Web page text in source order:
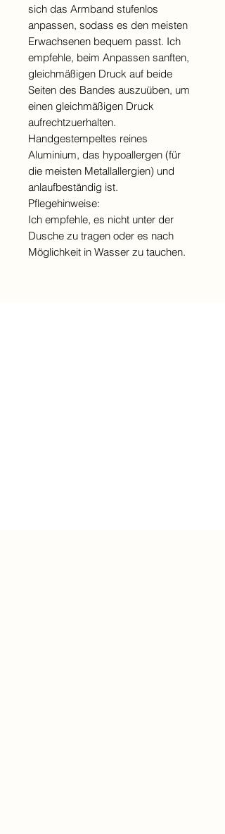
sich das Armband stufenlos
anpassen, sodass es den meisten
Erwachsenen bequem passt. Ich
empfehle, beim Anpassen sanften,
gleichmäßigen Druck auf beide
Seiten des Bandes auszuüben, um
einen gleichmäßigen Druck
aufrechtzuerhalten.
Handgestempeltes reines
Aluminium, das hypoallergen (für
die meisten Metallallergien) und
anlaufbeständig ist.
Pflegehinweise:
Ich empfehle, es nicht unter der
Dusche zu tragen oder es nach
Möglichkeit in Wasser zu tauchen.